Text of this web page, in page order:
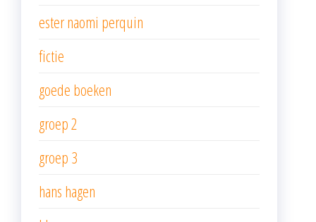
ester naomi perquin
fictie
goede boeken
groep 2
groep 3
hans hagen